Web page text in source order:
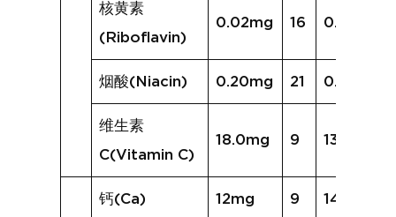
核黄素
(Riboflavin)
0.02mg 16 0.08mg
烟酸(Niacin) 0.20mg 21 0.64mg
维生素
C(Vitamin C)
18.0mg 9 136.3mg
钙(Ca) 12mg 9 14mg